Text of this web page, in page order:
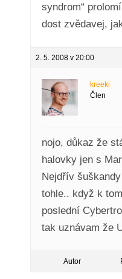
syndrom“
dost zvědavej,
2. 5. 2008 v 20:00
kreeki
Člen
nojo, důkaz že
halovky jen s
Nejdřív
tohle.. když k
poslední
tak uznávam že
Autor